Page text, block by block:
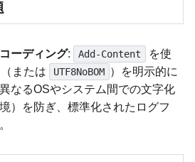
ーディング: Add-Content
を使
（または UTF8NoBOM ）を明示的に
なるOSやシステム間での文字化
）を防ぎ、標準化されたログフ